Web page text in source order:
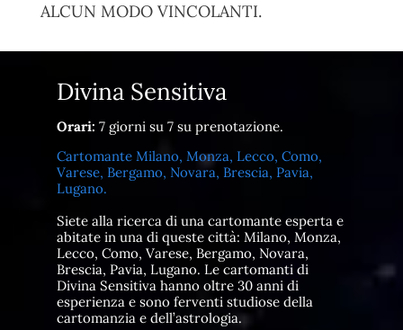
ALCUN MODO VINCOLANTI.
Divina Sensitiva
Orari: 7 giorni su 7 su prenotazione.
Cartomante Milano, Monza, Lecco, Como,
Varese, Bergamo, Novara, Brescia, Pavia,
Lugano.
Siete alla ricerca di una cartomante esperta e
abitate in una di queste città: Milano, Monza,
Lecco, Como, Varese, Bergamo, Novara,
Brescia, Pavia, Lugano. Le cartomanti di
Divina Sensitiva hanno oltre 30 anni di
esperienza e sono ferventi studiose della
cartomanzia e dell’astrologia.